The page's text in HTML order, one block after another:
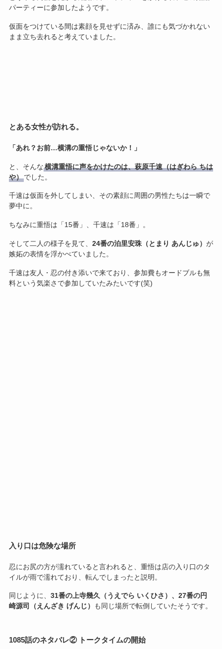
パーティーに参加したようです。
仮面をつけている間は素顔を見せずに済み、誰にも気づかれない
まま立ち去れると考えていました。
とある女性が訪れる。
「あれ？お前…横溝の重悟じゃないか！」
と、そんな横溝重悟に声をかけたのは、萩原千速（はぎわら ちは
や）でした。
千速は仮面を外してしまい、その素顔に周囲の男性たちは一瞬で
夢中に。
ちなみに重悟は「15番」、千速は「18番」。
そして二人の様子を見て、 24番の泊里安珠（とまり あんじゅ） が
嫉妬の表情を浮かべていました。
千速は友人・忍の付き添いで来ており、参加費もオードブルも無
料という気楽さで参加していたみたいです(笑)
入り口は危険な場所
忍にお尻の方が濡れていると言われると、重悟は店の入り口のタ
イルが雨で濡れており、転んでしまったと説明。
同じように、 31番の上寺幾久（うえでら いくひさ）、27番の円
崎源司（えんざき げんじ）
も同じ場所で転倒していたそうです。
1085話のネタバレ② トークタイムの開始